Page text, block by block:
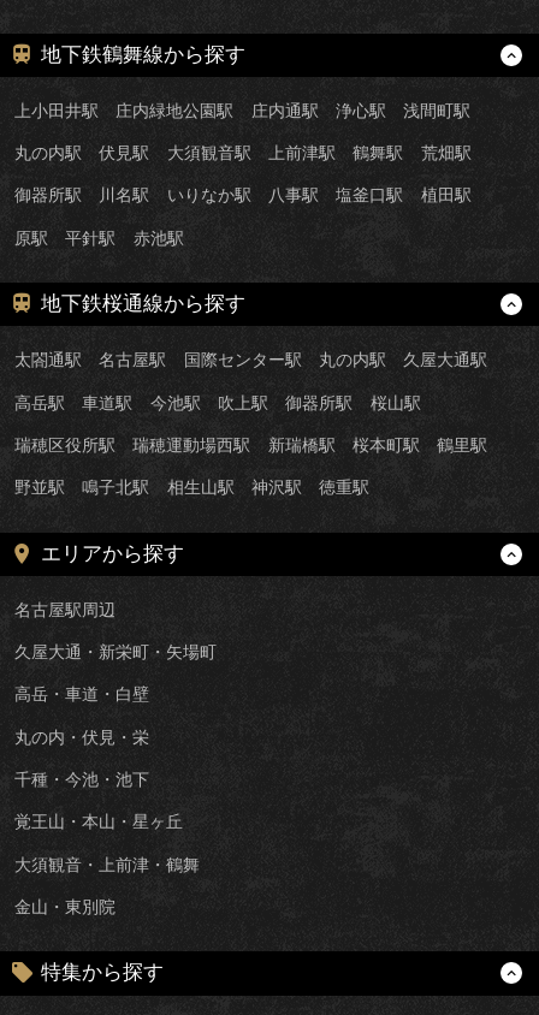
地下鉄鶴舞線から探す
上小田井駅 庄内緑地公園駅 庄内通駅 浄心駅 浅間町駅
丸の内駅 伏見駅 大須観音駅 上前津駅 鶴舞駅 荒畑駅
御器所駅 川名駅 いりなか駅 八事駅 塩釜口駅 植田駅
原駅 平針駅 赤池駅
地下鉄桜通線から探す
太閤通駅 名古屋駅 国際センター駅 丸の内駅 久屋大通駅
高岳駅 車道駅 今池駅 吹上駅 御器所駅 桜山駅
瑞穂区役所駅 瑞穂運動場西駅 新瑞橋駅 桜本町駅 鶴里駅
野並駅 鳴子北駅 相生山駅 神沢駅 徳重駅
エリアから探す
名古屋駅周辺
久屋大通・新栄町・矢場町
高岳・車道・白壁
丸の内・伏見・栄
千種・今池・池下
覚王山・本山・星ヶ丘
大須観音・上前津・鶴舞
金山・東別院
特集から探す